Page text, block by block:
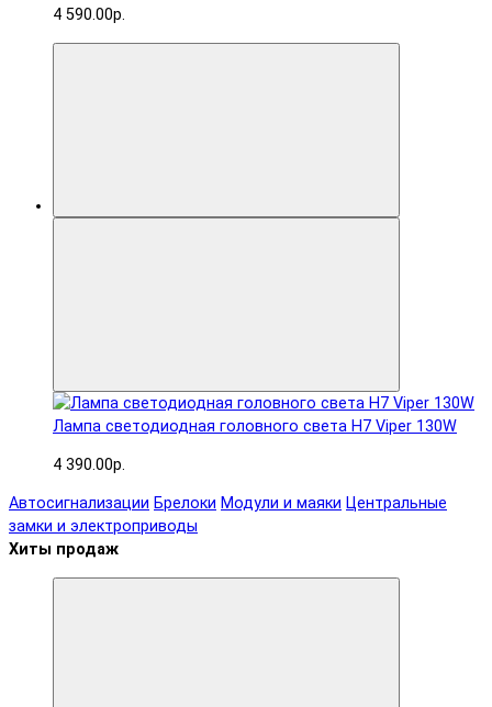
4 590.00р.
Лампа светодиодная головного света H7 Viper 130W
4 390.00р.
Автосигнализации Брелоки Модули и маяки Центральные
замки и электроприводы
Хиты продаж